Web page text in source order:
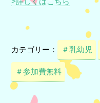
カテゴリー： ＃乳幼児
＃参加費無料